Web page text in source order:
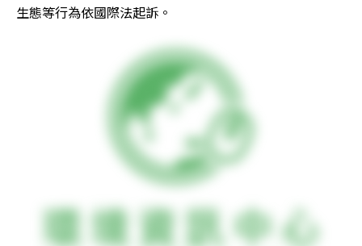
生態等行為依國際法起訴。